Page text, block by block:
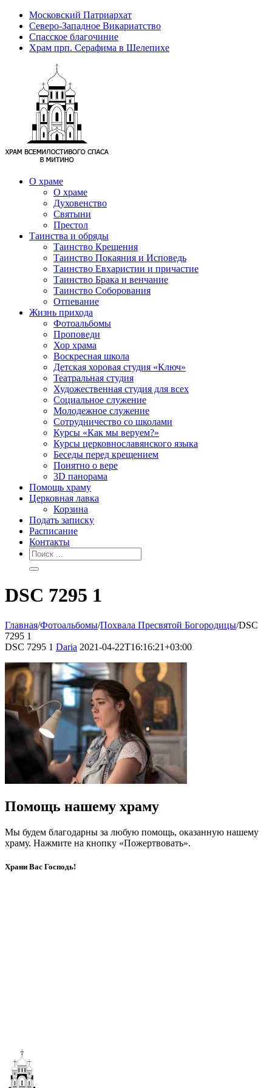
Московский Патриархат
Северо-Западное Викариатство
Спасское благочиние
Храм прп. Серафима в Шелепихе
О храме
О храме
Духовенство
Святыни
Престол
Таинства и обряды
Таинство Крещения
Таинство Покаяния и Исповедь
Таинство Евхаристии и причастие
Таинство Брака и венчание
Таинство Соборования
Отпевание
Жизнь прихода
Фотоальбомы
Проповеди
Хор храма
Воскресная школа
Детская хоровая студия «Ключ»
Театральная студия
Х​удожественная студия для всех
Социальное служение
Молодежное служение
Сотрудничество со школами
Курсы «Как мы веруем?»
Курсы церковнославянского языка
Беседы перед крещением
Понятно о вере
3D панорама
Помощь храму
Церковная лавка
Корзина
Подать записку
Расписание
Контакты
DSC 7295 1
Главная/Фотоальбомы/Похвала Пресвятой Богородицы/DSC
7295 1
DSC 7295 1 Daria 2021-04-22T16:16:21+03:00
Помощь нашему храму
Мы будем благодарны за любую помощь, оказанную нашему
храму. Нажмите на кнопку «Пожертвовать».
Храни Вас Господь!